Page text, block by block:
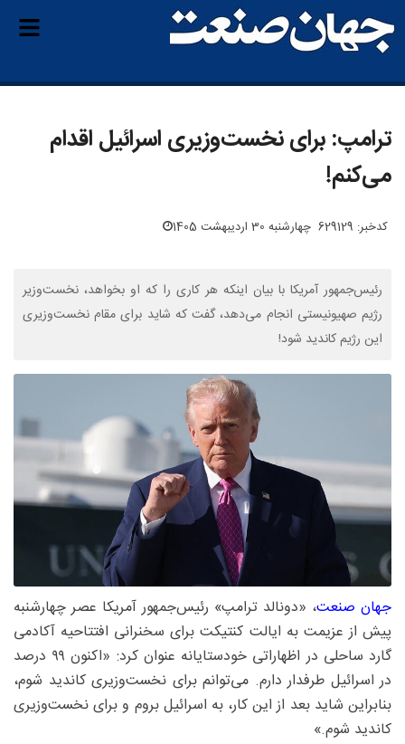
ترامپ: برای نخست‌وزیری اسرائیل اقدام
می‌کنم!
کدخبر: 629129 چهارشنبه 30 اردیبهشت 1405
رئیس‌جمهور آمریکا با بیان اینکه هر کاری را که او بخواهد، نخست‌وزیر
رژیم صهیونیستی انجام می‌دهد، گفت که شاید برای مقام نخست‌وزیری
این رژیم کاندید شود!
جهان صنعت، «دونالد ترامپ» رئیس‌جمهور آمریکا عصر چهارشنبه
پیش از عزیمت به ایالت کنتیکت برای سخنرانی افتتاحیه آکادمی
گارد ساحلی در اظهاراتی خودستایانه عنوان کرد: «اکنون ۹۹ درصد
در اسرائیل طرفدار دارم. می‌توانم برای نخست‌وزیری کاندید شوم،
بنابراین شاید بعد از این کار، به اسرائیل بروم و برای نخست‌وزیری
کاندید شوم.»